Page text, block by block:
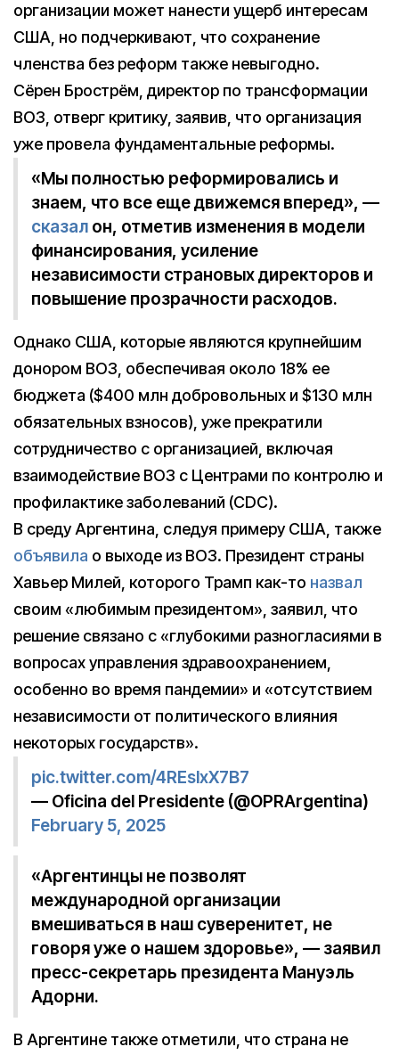
организации может нанести ущерб интересам
США, но подчеркивают, что сохранение
членства без реформ также невыгодно.
Сёрен Брострём, директор по трансформации
ВОЗ, отверг критику, заявив, что организация
уже провела фундаментальные реформы.
«Мы полностью реформировались и
знаем, что все еще движемся вперед», —
сказал он, отметив изменения в модели
финансирования, усиление
независимости страновых директоров и
повышение прозрачности расходов.
Однако США, которые являются крупнейшим
донором ВОЗ, обеспечивая около 18% ее
бюджета ($400 млн добровольных и $130 млн
обязательных взносов), уже прекратили
сотрудничество с организацией, включая
взаимодействие ВОЗ с Центрами по контролю и
профилактике заболеваний (CDC).
В среду Аргентина, следуя примеру США, также
объявила о выходе из ВОЗ. Президент страны
Хавьер Милей, которого Трамп как-то назвал
своим «любимым президентом», заявил, что
решение связано с «глубокими разногласиями в
вопросах управления здравоохранением,
особенно во время пандемии» и «отсутствием
независимости от политического влияния
некоторых государств».
pic.twitter.com/4REslxX7B7
— Oficina del Presidente (@OPRArgentina)
February 5, 2025
«Аргентинцы не позволят
международной организации
вмешиваться в наш суверенитет, не
говоря уже о нашем здоровье», — заявил
пресс-секретарь президента Мануэль
Адорни.
В Аргентине также отметили, что страна не